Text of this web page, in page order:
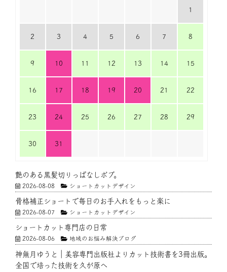
1
2 3 4 5 6 7 8
9 10 11 12 13 14 15
16 17 18 19 20 21 22
23 24 25 26 27 28 29
30 31
艶のある黒髪切りっぱなしボブ。
2026-08-08 ショートカットデザイン
骨格補正ショートで毎日のお手入れをもっと楽に
2026-08-07 ショートカットデザイン
ショートカット専門店の日常
2026-08-06 地域のお悩み解決ブログ
神無月ゆうと｜美容専門出版社よりカット技術書を3冊出版。
全国で培った技術を久が原へ